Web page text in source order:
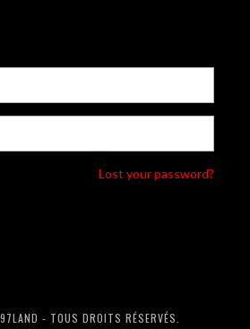
Lost your password?
- TOUS DROITS RÉSERVÉS.